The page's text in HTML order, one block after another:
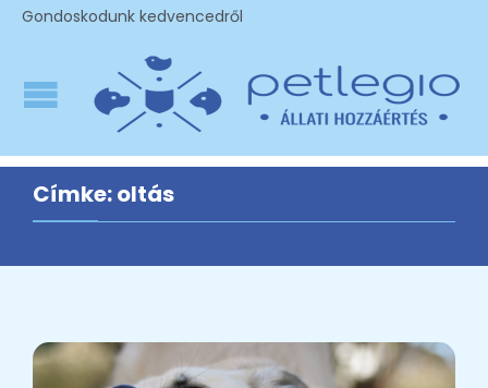
Gondoskodunk kedvencedről
Címke:oltás